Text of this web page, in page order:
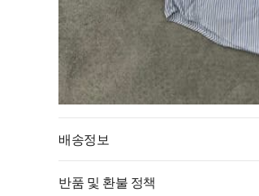
배송정보
반품 및 환불 정책